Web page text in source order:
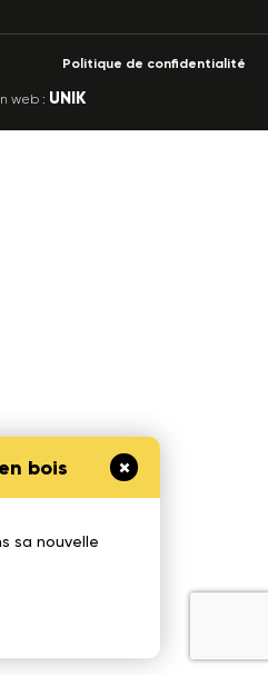
bois
sa nouvelle
Politique de confidentialité
web : UNIK